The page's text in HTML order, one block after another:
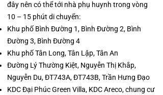
đây nên có thể tới nhà phụ huynh trong vòng
10 – 15 phút di chuyển:
Khu phố Bình Đường 1, Bình Đường 2, Bình
Đường 3, Bình Đường 4
Khu phố Tân Long, Tân Lập, Tân An
Đường Lý Thường Kiệt, Nguyễn Thị Khắp,
Nguyễn Du, ĐT743A, ĐT743B, Trần Hưng Đạo
KDC Đại Phúc Green Villa, KDC Areco, chung cư